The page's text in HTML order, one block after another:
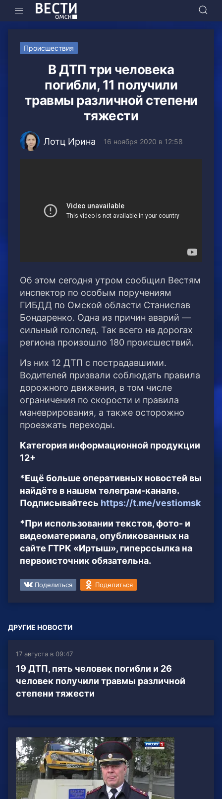
Происшествия
В ДТП три человека
погибли, 11 получили
травмы различной степени
тяжести
Лотц Ирина 16 ноября 2020 в 12:58
Об этом сегодня утром сообщил Вестям
инспектор по особым поручениям
ГИБДД по Омской области Станислав
Бондаренко. Одна из причин аварий —
сильный гололед. Так всего на дорогах
региона произошло 180 происшествий.
Из них 12 ДТП с пострадавшими.
Водителей призвали соблюдать правила
дорожного движения, в том числе
ограничения по скорости и правила
маневрирования, а также осторожно
проезжать переходы.
Категория информационной продукции
12+
*Ещё больше оперативных новостей вы
найдёте в нашем телеграм-канале.
Подписывайтесь https://t.me/vestiomsk
*При использовании текстов, фото- и
видеоматериала, опубликованных на
сайте ГТРК «Иртыш», гиперссылка на
первоисточник обязательна.
Поделиться Поделиться
ДРУГИЕ НОВОСТИ
17 августа в 09:47
19 ДТП, пять человек погибли и 26
человек получили травмы различной
степени тяжести